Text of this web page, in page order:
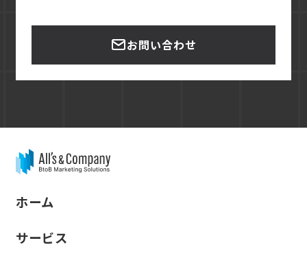
お問い合わせ
ホーム
サービス